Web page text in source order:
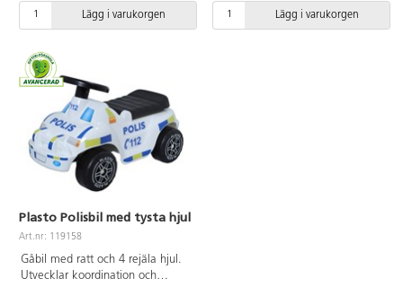
utanför klassrummet. Vikt:
14,5 kg. Max belastning: 150 kg.
Lägg i varukorgen
inomhus- och utomhusbruk.
Svanenmärkt, licensnummer
Lägg i varukorgen
Plasto Polisbil med tysta hjul
Art.nr: 119158
Gåbil med ratt och 4 rejäla hjul.
Utvecklar koordination och